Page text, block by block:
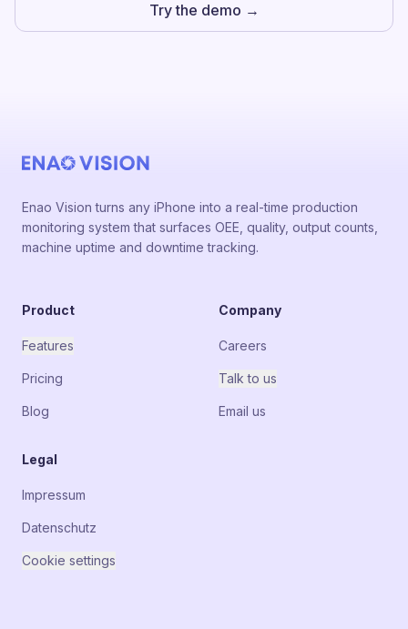
Try the demo →
Enao Vision turns any iPhone into a real-time production
monitoring system that surfaces OEE, quality, output counts,
machine uptime and downtime tracking.
Product
Features
Pricing
Blog
Company
Careers
Talk to us
Email us
Legal
Impressum
Datenschutz
Cookie settings